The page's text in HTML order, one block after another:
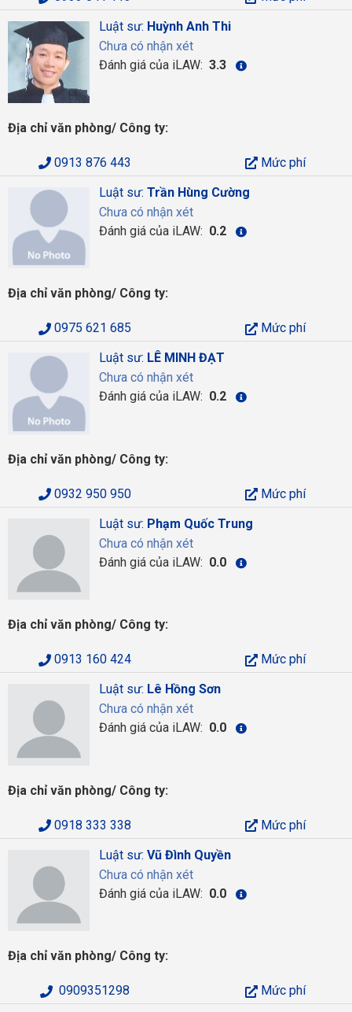
Luật sư: Huỳnh Anh Thi
Chưa có nhận xét
Đánh giá của iLAW: 3.3
Địa chỉ văn phòng/ Công ty:
0913 876 443
Mức phí
Luật sư: Trần Hùng Cường
Chưa có nhận xét
Đánh giá của iLAW: 0.2
Địa chỉ văn phòng/ Công ty:
0975 621 685
Mức phí
Luật sư: LÊ MINH ĐẠT
Chưa có nhận xét
Đánh giá của iLAW: 0.2
Địa chỉ văn phòng/ Công ty:
0932 950 950
Mức phí
Luật sư: Phạm Quốc Trung
Chưa có nhận xét
Đánh giá của iLAW: 0.0
Địa chỉ văn phòng/ Công ty:
0913 160 424
Mức phí
Luật sư: Lê Hồng Sơn
Chưa có nhận xét
Đánh giá của iLAW: 0.0
Địa chỉ văn phòng/ Công ty:
0918 333 338
Mức phí
Luật sư: Vũ Đình Quyền
Chưa có nhận xét
Đánh giá của iLAW: 0.0
Địa chỉ văn phòng/ Công ty:
0909351298
Mức phí